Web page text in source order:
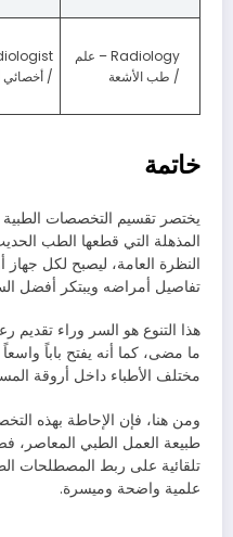
Radiology – علم
/ طب الأشعة
/ أخصائي
خاتمة
يختصر تقسيم التخصصات
المذهلة التي قطعها الطب
النظرة العامة، ليصبح لكل
تفاصيل أمراضه ويبتكر أفضل
هذا التنوع هو السر وراء تقديم
ما مضى، كما أنه يفتح باباً
مختلف الأطباء داخل أروقة
ومن هنا، فإن الإحاطة بهذه
طبيعة العمل الطبي المعاصر،
تلقائية على ربط المصطلحات
علمية واضحة وميسرة.